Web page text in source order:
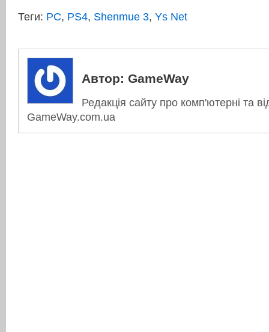
Теги: PC, PS4, Shenmue 3, Ys Net
Автор: GameWay
Редакція сайту про комп'ютерні та
GameWay.com.ua